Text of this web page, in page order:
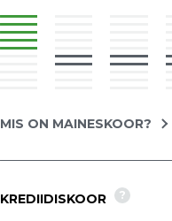
MIS ON MAINESKOOR?
KREDIIDISKOOR ?